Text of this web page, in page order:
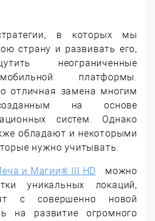
в которых мы
страну и развивать его,
неограниченные
платформы.
отличная замена многим
на основе
систем. Однако
обладают и некоторыми
нужно учитывать.
и Магии® III HD можно
уникальных локаций,
с совершенно новой
на развитие огромного